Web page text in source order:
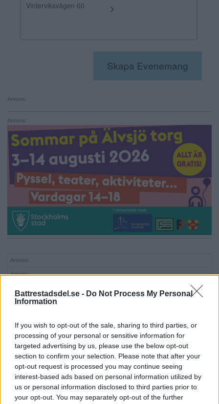
Battrestadsdel.se - Do Not Process My Personal
Information
If you wish to opt-out of the sale, sharing to third parties, or
processing of your personal or sensitive information for
targeted advertising by us, please use the below opt-out
section to confirm your selection. Please note that after your
opt-out request is processed you may continue seeing
interest-based ads based on personal information utilized by
us or personal information disclosed to third parties prior to
your opt-out. You may separately opt-out of the further
Vinterviksvägen 60
Skapa Evenemang
Annons:
Annons:
Annons:
Annons: